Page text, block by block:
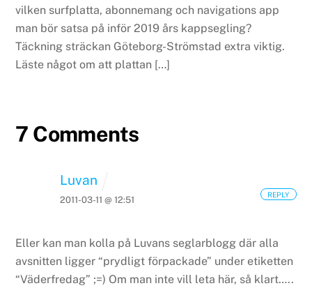
vilken surfplatta, abonnemang och navigations app
man bör satsa på inför 2019 års kappsegling?
Täckning sträckan Göteborg-Strömstad extra viktig.
Läste något om att plattan […]
7 Comments
Luvan
2011-03-11 @ 12:51
Eller kan man kolla på Luvans seglarblogg där alla
avsnitten ligger “prydligt förpackade” under etiketten
“Väderfredag” ;=) Om man inte vill leta här, så klart…..
REPLY